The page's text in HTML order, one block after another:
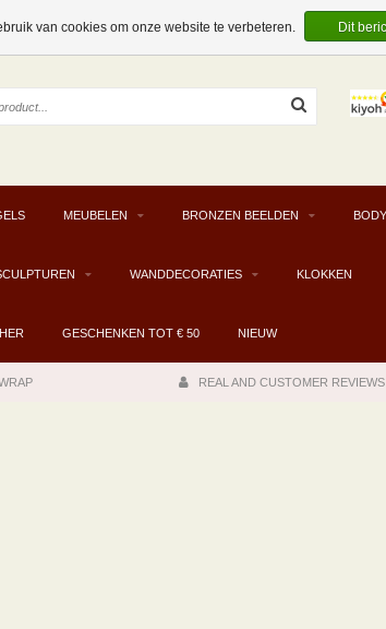
MEUBELEN BRONZEN BEELDEN
WANDDECORATIES KLOKKEN
GESCHENKEN TOT € 50 NIEUW
REAL AND CUSTOMER REVIEWS
van cookies om onze website te verbeteren. Dit